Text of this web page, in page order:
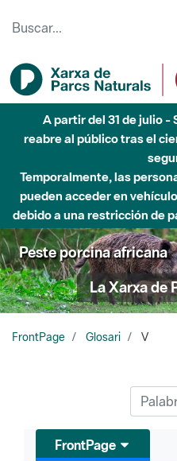
A partir del 31 de julio -
reabre al público tras el
Temporalmente, las
pueden acceder en
debido a una restricción de
Peste porcina africana
La Xarxa de
FrontPage Glosari V
FrontPage